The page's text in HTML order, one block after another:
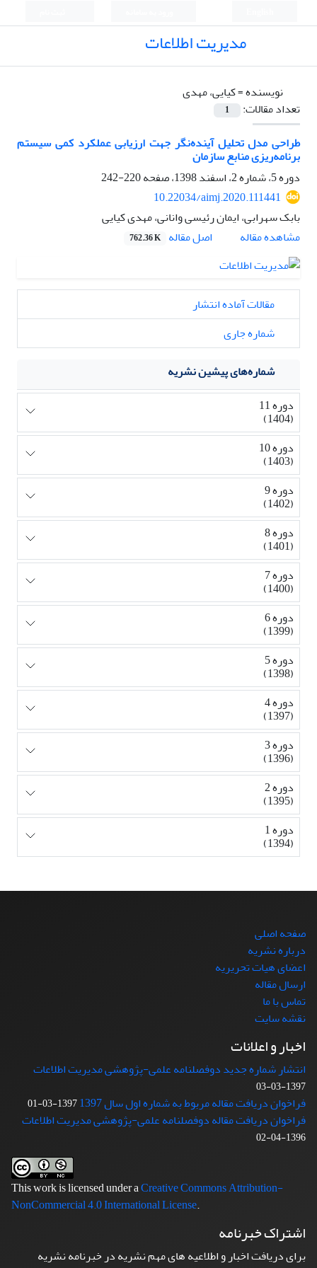
مدیریت اطلاعات
نویسنده =کیایی، مهدی
تعداد مقالات:
1
طراحی مدل تحلیل آینده‌نگر جهت ارزیابی عملکرد کمی سیستم
برنامه‌ریزی منابع سازمان
دوره 5، شماره 2، اسفند 1398، صفحه
220-242
10.22034/aimj.2020.111441
بابک سهرابی، ایمان رئیسی وانانی، مهدی کیایی
مشاهده مقاله
اصل مقاله 762.36 K
مقالات آماده انتشار
شماره جاری
شماره‌های پیشین نشریه
دوره 11
(1404)
دوره 10
(1403)
دوره 9
(1402)
دوره 8
(1401)
دوره 7
(1400)
دوره 6
(1399)
دوره 5
(1398)
دوره 4
(1397)
دوره 3
(1396)
دوره 2
(1395)
دوره 1
(1394)
صفحه اصلی
درباره نشریه
اعضای هیات تحریریه
ارسال مقاله
تماس با ما
نقشه سایت
اخبار و اعلانات
انتشار شماره جدید دوفصلنامه علمی-پژوهشی مدیریت اطلاعات
1397-03-03
فراخوان دریافت مقاله مربوط به شماره اول سال 1397 1397-03-01
فراخوان دریافت مقاله دوفصلنامه علمی-پژوهشی مدیریت اطلاعات
1396-04-02
This work is licensed under aCreative Commons Attribution-
NonCommercial 4.0 International License.
اشتراک خبرنامه
برای دریافت اخبار و اطلاعیه های مهم نشریه در خبرنامه نشریه